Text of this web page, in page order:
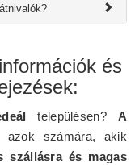
és
településen? A
azok számára, akik
szállásra és magas